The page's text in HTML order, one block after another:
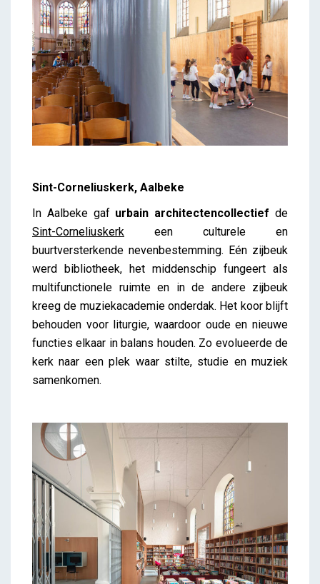
Sint-Corneliuskerk, Aalbeke
In Aalbeke gaf urbain architectencollectief de
Sint-Corneliuskerk een culturele en
buurtversterkende nevenbestemming. Eén zijbeuk
werd bibliotheek, het middenschip fungeert als
multifunctionele ruimte en in de andere zijbeuk
kreeg de muziekacademie onderdak. Het koor blijft
behouden voor liturgie, waardoor oude en nieuwe
functies elkaar in balans houden. Zo evolueerde de
kerk naar een plek waar stilte, studie en muziek
samenkomen.